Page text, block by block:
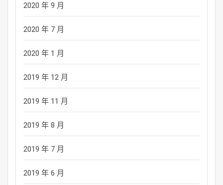
2020 年 9 月
2020 年 7 月
2020 年 1 月
2019 年 12 月
2019 年 11 月
2019 年 8 月
2019 年 7 月
2019 年 6 月